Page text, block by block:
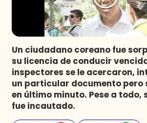
Un ciudadano coreano fue
su licencia de conducir
inspectores se le acercaron,
un particular documento pero
en último minuto. Pese a todo,
fue incautado.
Club De La Comedia
Contigo en Directo
Plan Perfecto
El Tiempo
Sabingo
Todos Los Programas